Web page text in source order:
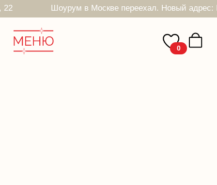
Шоурум в Москве переехал. Новый адрес: Печатников пер, 22
22